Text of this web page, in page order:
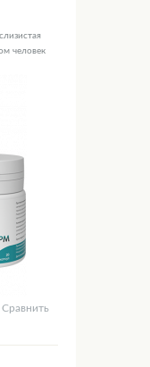
человек
Сравнить